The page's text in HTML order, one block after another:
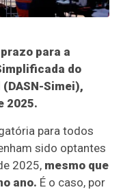
para a
do
Simei),
2025.
para todos
sido optantes
2025, mesmo que
ano. É o caso, por